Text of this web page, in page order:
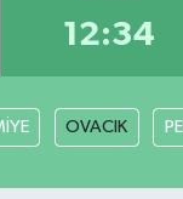
12:34
OVACIK